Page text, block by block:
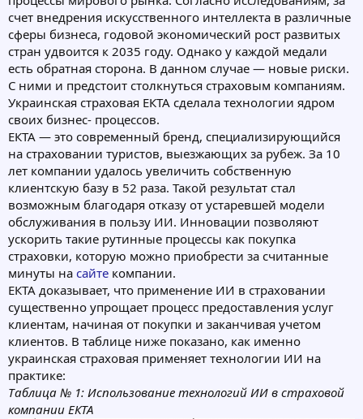
счет внедрения искусственного интеллекта в различные
сферы бизнеса, годовой экономический рост развитых
стран удвоится к 2035 году. Однако у каждой медали
есть обратная сторона. В данном случае — новые риски.
С ними и предстоит столкнуться страховым компаниям.
Украинская страховая ЕКТА сделала технологии ядром
своих бизнес- процессов.
ЕКТА — это современный бренд, специализирующийся
на страховании туристов, выезжающих за рубеж. За 10
лет компании удалось увеличить собственную
клиентскую базу в 52 раза. Такой результат стал
возможным благодаря отказу от устаревшей модели
обслуживания в пользу ИИ. Инновации позволяют
ускорить такие рутинные процессы как покупка
страховки, которую можно приобрести за считанные
минуты на сайте компании.
ЕКТА доказывает, что применение ИИ в страховании
существенно упрощает процесс предоставления услуг
клиентам, начиная от покупки и заканчивая учетом
клиентов. В таблице ниже показано, как именно
украинская страховая применяет технологии ИИ на
практике:
Таблица № 1: Использование технологий ИИ в страховой
компании ЕКТА